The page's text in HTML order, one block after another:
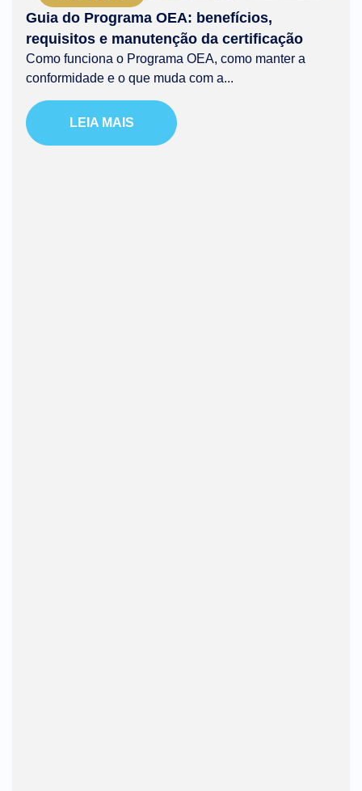
Guia do Programa OEA: benefícios,
requisitos e manutenção da certificação
Como funciona o Programa OEA, como manter a
conformidade e o que muda com a...
LEIA MAIS